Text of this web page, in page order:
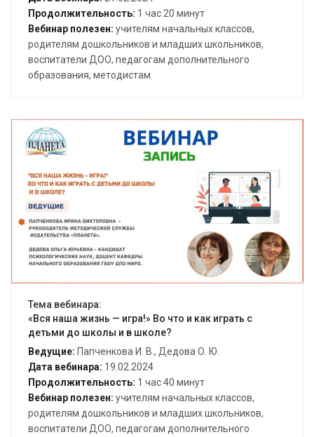
Продолжительность: 1 час 20 минут
Вебинар полезен: учителям начальных классов,
родителям дошкольников и младших школьников,
воспитатели ДОО, педагогам дополнительного
образования, методистам.
Тема вебинара:
«Вся наша жизнь — игра!» Во что и как играть с
детьми до школы и в школе?
Ведущие: Папченкова И. В., Дедова О. Ю.
Дата вебинара: 19.02.2024
Продолжительность: 1 час 40 минут
Вебинар полезен: учителям начальных классов,
родителям дошкольников и младших школьников,
воспитатели ДОО, педагогам дополнительного